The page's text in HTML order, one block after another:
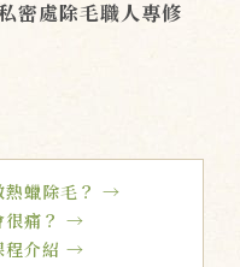
密處除毛職人專修
熱蠟除毛？ →
很痛？ →
程介紹 →